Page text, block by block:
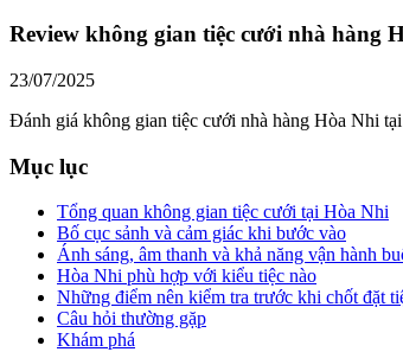
Review không gian tiệc cưới nhà hàng
23/07/2025
Đánh giá không gian tiệc cưới nhà hàng Hòa Nhi
Mục lục
Tổng quan không gian tiệc cưới tại Hòa Nhi
Bố cục sảnh và cảm giác khi bước vào
Ánh sáng, âm thanh và khả năng vận hành
Hòa Nhi phù hợp với kiểu tiệc nào
Những điểm nên kiểm tra trước khi chốt đặt
Câu hỏi thường gặp
Khám phá